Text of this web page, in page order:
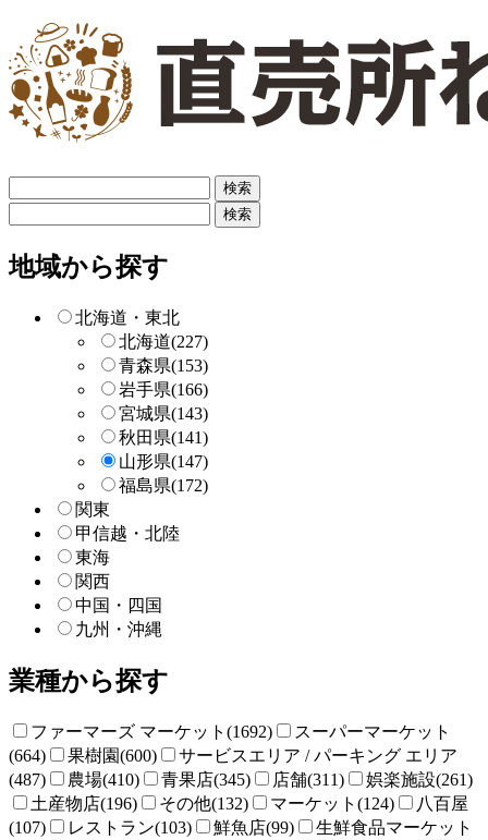
リ
ー
検
索
ー
検
地域から探す
北海道・東北
北海道(227)
青森県(153)
岩手県(166)
宮城県(143)
秋田県(141)
山形県(147)
福島県(172)
関東
甲信越・北陸
東海
関西
中国・四国
九州・沖縄
業種から探す
ファーマーズ マーケット(1692)
スーパーマーケット
(664)
果樹園(600)
サービスエリア / パーキング エリア
(487)
農場(410) 青果店(345) 店舗(311)
娯楽施設(261)
土産物店(196)
その他(132) マーケット(124)
八百屋
(107)
レストラン(103) 鮮魚店(99)
生鮮食品マーケット